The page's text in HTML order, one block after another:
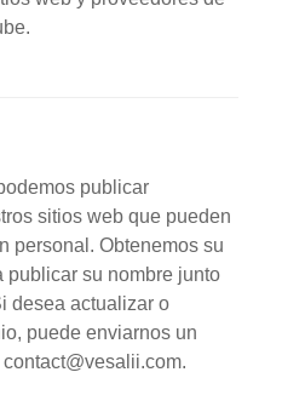
publicar
sitios web que pueden
personal. Obtenemos su
publicar su nombre junto
desea actualizar o
puede enviarnos un